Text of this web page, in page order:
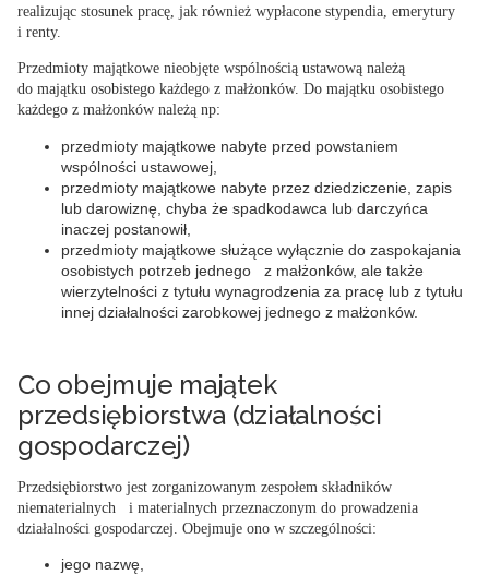
realizując stosunek pracę, jak również wypłacone stypendia, emerytury
i renty.
Przedmioty majątkowe nieobjęte wspólnością ustawową należą
do majątku osobistego każdego z małżonków. Do majątku osobistego
każdego z małżonków należą np:
przedmioty majątkowe nabyte przed powstaniem
wspólności ustawowej,
przedmioty majątkowe nabyte przez dziedziczenie, zapis
lub darowiznę, chyba że spadkodawca lub darczyńca
inaczej postanowił,
przedmioty majątkowe służące wyłącznie do zaspokajania
osobistych potrzeb jednego z małżonków, ale także
wierzytelności z tytułu wynagrodzenia za pracę lub z tytułu
innej działalności zarobkowej jednego z małżonków.
Co obejmuje majątek
przedsiębiorstwa (działalności
gospodarczej)
Przedsiębiorstwo jest zorganizowanym zespołem składników
niematerialnych i materialnych przeznaczonym do prowadzenia
działalności gospodarczej. Obejmuje ono w szczególności:
jego nazwę,